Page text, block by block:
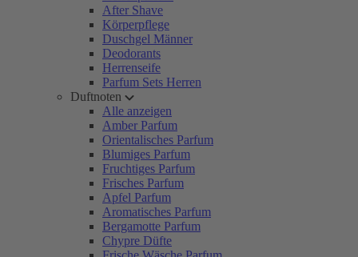
After Shave
Körperpflege
Duschgel Männer
Deodorants
Herrenseife
Parfum Sets Herren
Duftnoten
Alle anzeigen
Amber Parfum
Orientalisches Parfum
Blumiges Parfum
Fruchtiges Parfum
Frisches Parfum
Apfel Parfum
Aromatisches Parfum
Bergamotte Parfum
Chypre Düfte